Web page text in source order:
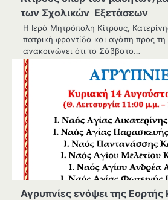
των Σχολικών Εξετάσεων
Η Ιερά Μητρόπολη Κίτρους,
πατρική φροντίδα και αγάπη προς
ανακοινώνει ότι το Σάββατο…
Αγρυπνίες ενόψει της Εορτής